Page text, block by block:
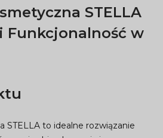
STELLA
Funkcjonalność w
STELLA to idealne rozwiązanie